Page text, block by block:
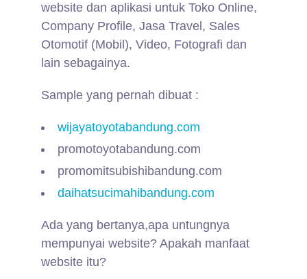
website dan aplikasi untuk Toko Online,
Company Profile, Jasa Travel, Sales
Otomotif (Mobil), Video, Fotografi dan
lain sebagainya.
Sample yang pernah dibuat :
wijayatoyotabandung.com
promotoyotabandung.com
promomitsubishibandung.com
daihatsucimahibandung.com
Ada yang bertanya,apa untungnya
mempunyai website? Apakah manfaat
website itu?